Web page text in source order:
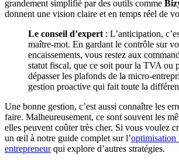
grandement simplifié par des outils comme
donnent une vision claire et en temps réel de
Le conseil d’expert : L’anticipation,
maître-mot. En gardant le contrôle sur
encaissements, vous restez aux
statut fiscal, que ce soit pour la TVA ou
dépasser les plafonds de la micro-
gestion proactive qui fait toute la
Une bonne gestion, c’est aussi connaître les
faire. Malheureusement, ce sont souvent les
elles peuvent coûter très cher. Si vous voulez
un œil à notre guide complet sur l’optimisation
entrepreneurqui explore d’autres stratégies.